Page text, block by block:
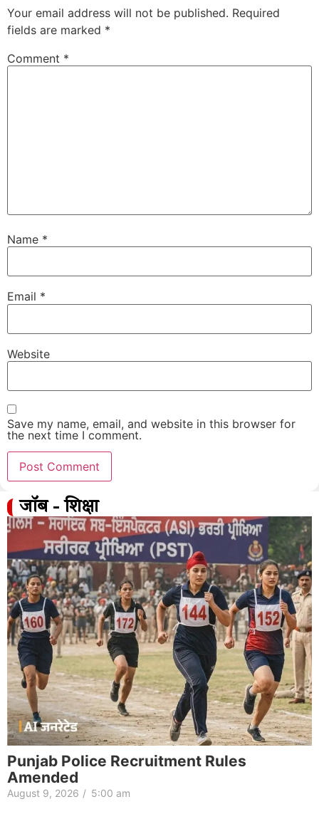
Your email address will not be published. Required
fields are marked *
Comment *
Name *
Email *
Website
Save my name, email, and website in this browser for
the next time I comment.
जॉब - शिक्षा
Punjab Police Recruitment Rules
Amended
August 9, 2026 / 5:00 am